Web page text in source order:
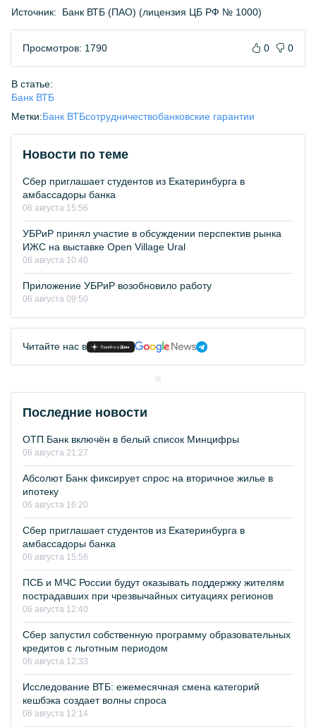
Источник: Банк ВТБ (ПАО) (лицензия ЦБ РФ № 1000)
Просмотров: 1790 0 0
В статье:
Банк ВТБ
Метки:Банк ВТБсотрудничествобанковские гарантии
Новости по теме
Сбер приглашает студентов из Екатеринбурга в
амбассадоры банка
06 августа 15:56
УБРиР принял участие в обсуждении перспектив рынка
ИЖС на выставке Open Village Ural
06 августа 10:40
Приложение УБРиР возобновило работу
06 августа 09:50
Читайте нас в
Последние новости
ОТП Банк включён в белый список Минцифры
06 августа 21:27
Абсолют Банк фиксирует спрос на вторичное жилье в
ипотеку
06 августа 16:20
Сбер приглашает студентов из Екатеринбурга в
амбассадоры банка
06 августа 15:56
ПСБ и МЧС России будут оказывать поддержку жителям
пострадавших при чрезвычайных ситуациях регионов
06 августа 12:40
Сбер запустил собственную программу образовательных
кредитов с льготным периодом
06 августа 12:33
Исследование ВТБ: ежемесячная смена категорий
кешбэка создает волны спроса
06 августа 12:14